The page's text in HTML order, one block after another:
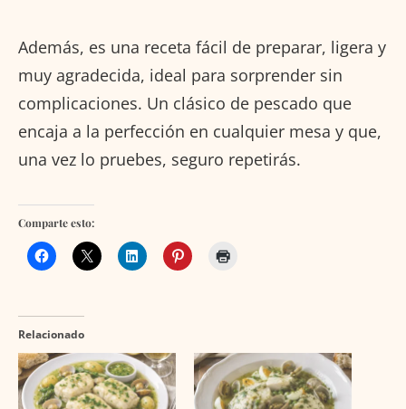
Además, es una receta fácil de preparar, ligera y
muy agradecida, ideal para sorprender sin
complicaciones. Un clásico de pescado que
encaja a la perfección en cualquier mesa y que,
una vez lo pruebes, seguro repetirás.
Comparte esto:
Relacionado